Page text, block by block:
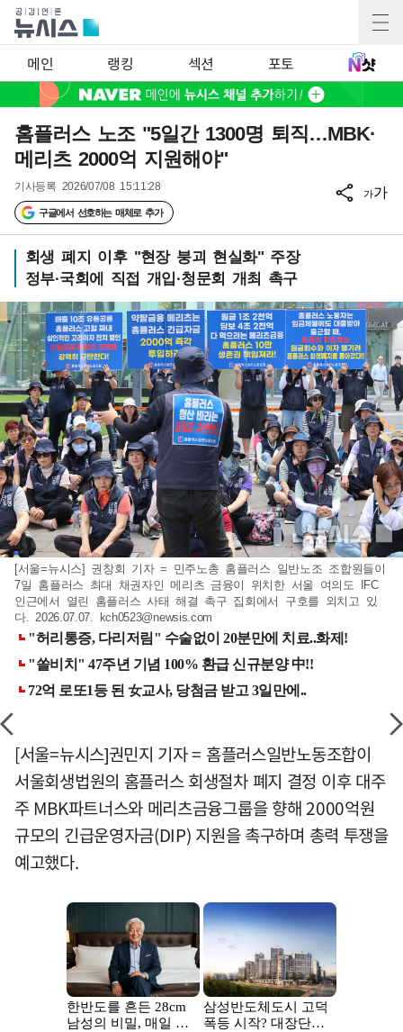
메인 랭킹 섹션 포토
홈플러스 노조 "5일간 1300명 퇴직…MBK·
메리츠 2000억 지원해야"
기사등록 2026/07/08 15:11:28
구글에서 선호하는 매체로 추가
가가
회생 폐지 이후 "현장 붕괴 현실화" 주장
정부·국회에 직접 개입·청문회 개최 촉구
[서울=뉴시스] 권창회 기자 = 민주노총 홈플러스 일반노조 조합원들이
7일 홈플러스 최대 채권자인 메리츠 금융이 위치한 서울 여의도 IFC
인근에서 열린 홈플러스 사태 해결 촉구 집회에서 구호를 외치고 있
다. 2026.07.07.
kch0523@newsis.com
[서울=뉴시스]권민지 기자 = 홈플러스일반노동조합이
서울회생법원의 홈플러스 회생절차 폐지 결정 이후 대주
주 MBK파트너스와 메리츠금융그룹을 향해 2000억원
규모의 긴급운영자금(DIP) 지원을 촉구하며 총력 투쟁을
예고했다.